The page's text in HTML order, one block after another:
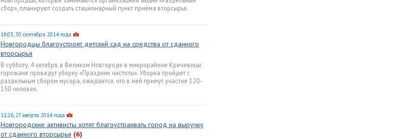
сбор», планируют создать стационарный пункт приёма вторсырья.
18:03, 30 сентября 2014 года
Новгородцы благоустроят детский сад на средства от сданного
вторсырья
В субботу, 4 октября, в Великом Новгороде в микрорайоне Кречевицы
горожане проведут уборку «Праздник чистоты». Уборка пройдет с
раздельным сбором мусора, ожидается, что в ней примут участие 120-
150 человек.
11:26, 27 августа 2014 года
Новгородские активисты хотят благоустраивать город на выручку
от сданного вторсырья (6)